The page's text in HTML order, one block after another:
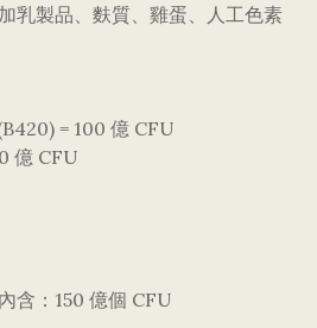
乳製品、麩質、雞蛋、人工色素
= 100 億 CFU
億 CFU
含：150 億個 CFU